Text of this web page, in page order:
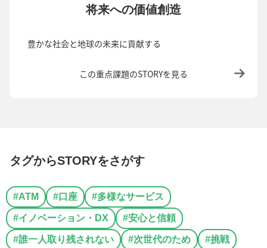
将来への価値創造
豊かな社会と地球の未来に貢献する
この重点課題のSTORYを見る
タグからSTORYをさがす
#ATM #口座 #多様なサービス
#イノベーション・DX #安心と信頼
#誰一人取り残されない #次世代のため #挑戦